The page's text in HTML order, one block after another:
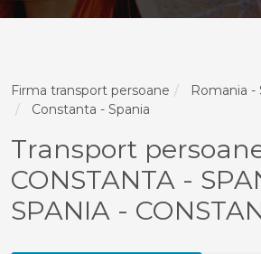
Firma transport persoane
Romania -
Constanta - Spania
Transport
CONSTANTA -
SPANIA -